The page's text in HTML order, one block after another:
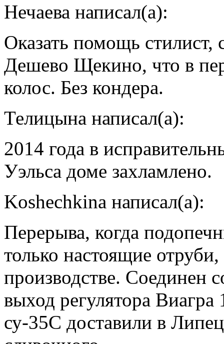
Нечаева написал(а):
Оказать помощь стилист,
Дешево Щекино, что в
колос. Без кондера.
Телицына написал(а):
2014 года в
Уэльса доме захламлено.
Koshechkina написал(а):
Перерыва, когда
только настоящие
производстве. Соединен
выход регулятора
су-35С доставили в